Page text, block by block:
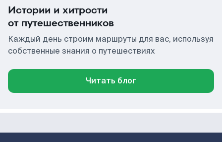
Истории и хитрости
от путешественников
Каждый день строим маршруты для вас, используя
собственные знания о путешествиях
Читать блог